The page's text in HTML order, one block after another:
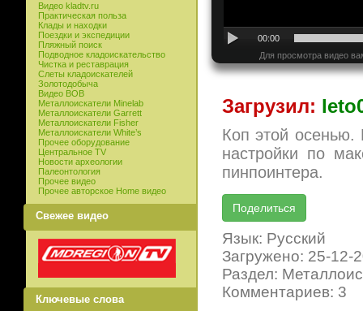
Видео kladtv.ru
Практическая польза
Клады и находки
Поездки и экспедиции
Пляжный поиск
Подводное кладоискательство
Чистка и реставрация
Слеты кладоискателей
Золотодобыча
Видео ВОВ
Металлоискатели Minelab
Металлоискатели Garrett
Металлоискатели Fisher
Металлоискатели White’s
Прочее оборудование
Центральное TV
Новости археологии
Палеонтология
Прочее видео
Прочее авторское Home видео
Свежее видео
Ключевые слова
00:00
Для просмотра видео
Загрузил:
Коп этой осенью.
настройки по
пинпоинтера.
Язык: Русский
Загружено: 25-12-
Раздел:
Комментариев: 3